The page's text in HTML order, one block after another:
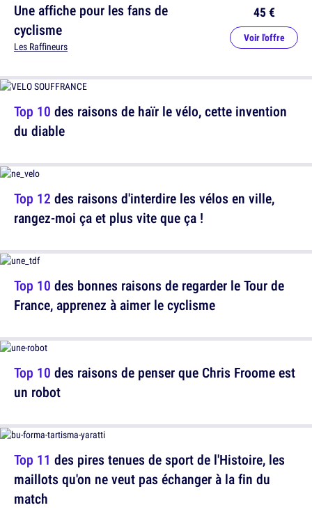
Une affiche pour les fans de
cyclisme
Les Raffineurs
45 €
Voir l'offre
Top 12 des raisons d'interdire les vélos en ville,
rangez-moi ça et plus vite que ça !
Top 10 des raisons de penser que Chris Froome est
un robot
Top 10 des raisons de haïr le vélo, cette invention
du diable
Top 10 des bonnes raisons de regarder le Tour de
France, apprenez à aimer le cyclisme
Top 11 des pires tenues de sport de l'Histoire, les
maillots qu'on ne veut pas échanger à la fin du
match